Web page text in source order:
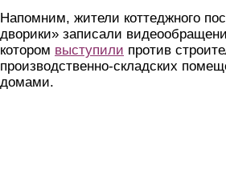
Напомним, жители коттеджного
дворики» записали
котором выступили против
производственно-складских
домами.